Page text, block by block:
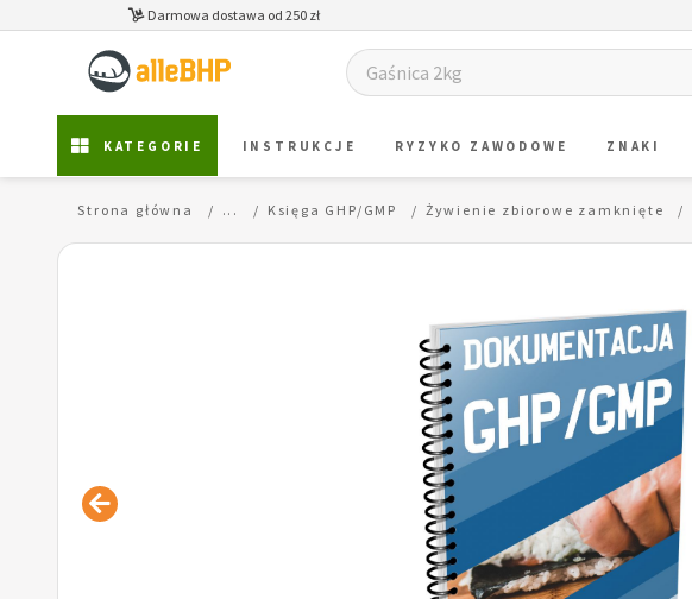
Darmowa dostawa od 250 zł
KATEGORIE INSTRUKCJE RYZYKO ZAWODOWE ZNAKI
Strona główna ... Księga GHP/GMP Żywienie zbiorowe zamknięte